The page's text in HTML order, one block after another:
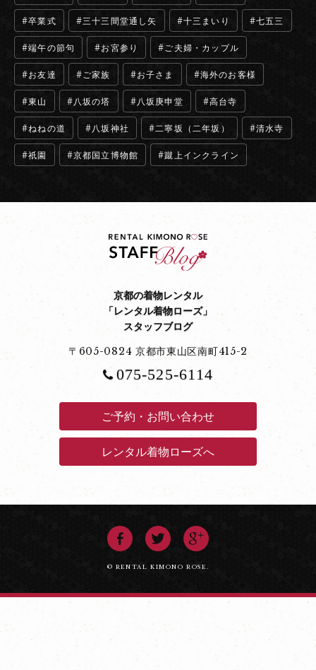
卒業式 三十三間堂通し矢 十三まいり 七五三
端午の節句 お宮参り ご夫婦・カップル
お友達 ご家族 お子さま 海外のお客様
東山 八坂の塔 八坂庚申堂 高台寺
ねねの道 八坂神社 二寧坂（二年坂） 清水寺
祇園 京都国立博物館 蹴上インクライン
京都の着物レンタル
「レンタル着物ローズ」
スタッフブログ
〒605-0824 京都市東山区南町415-2
075-525-6114
ご予約・お問い合わせ
レンタル着物ローズへ
© RENTAL KIMONO ROSE.